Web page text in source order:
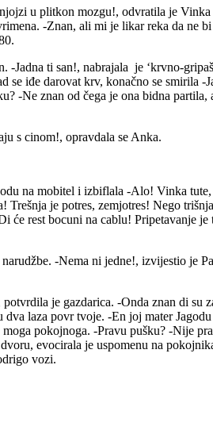
u plitkon mozgu!, odvratila je Vinka
-Znan, ali mi je likar reka da ne
ti san!, nabrajala je ‘krvno-
iđe darovat krv, konačno se smirila -
-Ne znan od čega je ona bidna partila,
s cinom!, opravdala se Anka.
na mobitel i izbiflala -Alo! Vinka
je potres, zemjotres! Nego
će rest bocuni na cablu! Pripetavanje
-Nema ni jedne!, izvijestio je
je gazdarica. -Onda znan di su
laza povr tvoje. -En joj mater
pokojnoga. -Pravu pušku? -Nije
evocirala je uspomenu na
vozi.